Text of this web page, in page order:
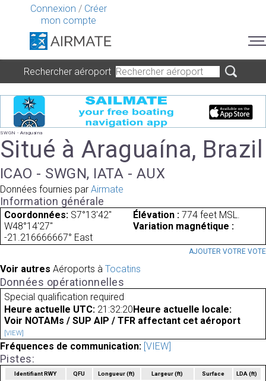
Connexion / Créer
mon compte
Rechercher aéroport
SWGN - Araguaína
Situé à Araguaína, Brazil
ICAO - SWGN, IATA - AUX
Données fournies par Airmate
Information générale
Coordonnées: S7°13'42"
W48°14'27"
Élévation : 774 feet MSL.
Variation magnétique :
-21.216666667° East
AJOUTER VOTRE VOTE
Voir autres Aéroports à Tocatins
Données opérationnelles
Special qualification required
Heure actuelle UTC: 21:32:20 Heure actuelle locale:
Voir NOTAMs / SUP AIP / TFR affectant cet aéroport
[VIEW]
Fréquences de communication: [VIEW]
Pistes:
Identifiant RWY QFU Longueur(ft) Largeur(ft) Surface LDA(ft)